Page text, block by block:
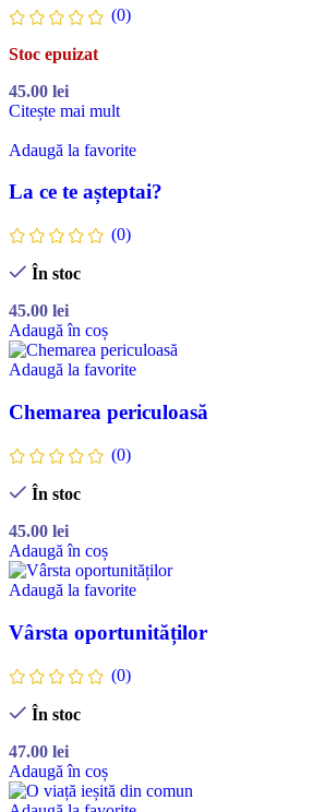
(0)
Stoc epuizat
45.00 lei
Citește mai mult
Adaugă la favorite
La ce te așteptai?
(0)
În stoc
45.00 lei
Adaugă în coș
Adaugă la favorite
Chemarea periculoasă
(0)
În stoc
45.00 lei
Adaugă în coș
Adaugă la favorite
Vârsta oportunităților
(0)
În stoc
47.00 lei
Adaugă în coș